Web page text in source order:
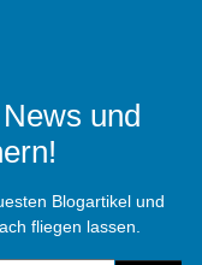
und
Blogartikel und
fliegen lassen.